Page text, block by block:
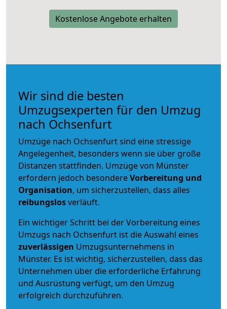
Kostenlose Angebote erhalten
Wir sind die besten
Umzugsexperten für den Umzug
nach Ochsenfurt
Umzüge nach Ochsenfurt sind eine stressige
Angelegenheit, besonders wenn sie über große
Distanzen stattfinden. Umzüge von Münster
erfordern jedoch besondereVorbereitung und
Organisation, um sicherzustellen, dass alles
reibungslosverläuft.
Ein wichtiger Schritt bei der Vorbereitung eines
Umzugs nach Ochsenfurt ist die Auswahl eines
zuverlässigen Umzugsunternehmens in
Münster. Es ist wichtig, sicherzustellen, dass das
Unternehmen über die erforderliche Erfahrung
und Ausrüstung verfügt, um den Umzug
erfolgreich durchzuführen.